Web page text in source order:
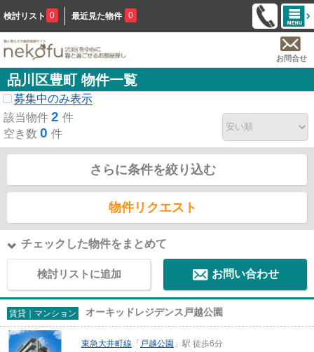
検討リスト 0 最近見た物件 0
お問合せ
品川区豊町 物件一覧
募集中のみ表示
該当物件 2 件
空き数 0 件
さらに条件を絞り込む
物件リクエスト
チェックした物件をまとめて
検討リストに追加 お問い合わせ
賃貸｜マンション オーキッドレジデンス戸越公園
東急大井町線 「 戸越公園 」駅 徒歩6分